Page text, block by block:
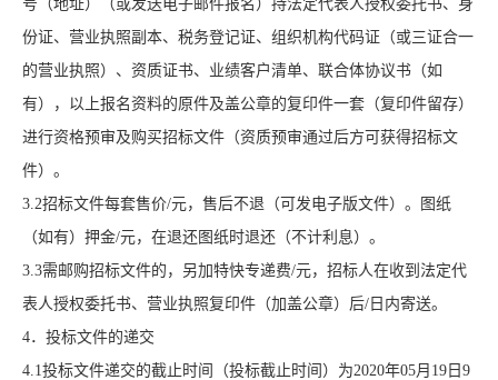
号（地址）（或发送电子邮件报名）持法定代表人授权委托书、身
份证、营业执照副本、税务登记证、组织机构代码证（或三证合一
的营业执照）、资质证书、业绩客户清单、联合体协议书（如
有），以上报名资料的原件及盖公章的复印件一套（复印件留存）
进行资格预审及购买招标文件（资质预审通过后方可获得招标文
件）。
3.2招标文件每套售价/元，售后不退（可发电子版文件）。图纸
（如有）押金/元，在退还图纸时退还（不计利息）。
3.3需邮购招标文件的，另加特快专递费/元，招标人在收到法定代
表人授权委托书、营业执照复印件（加盖公章）后/日内寄送。
4．投标文件的递交
4.1投标文件递交的截止时间（投标截止时间）为2020年05月 19 日 9